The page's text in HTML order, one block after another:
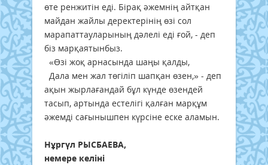
өте ренжитін еді. Бірақ әжемнің айтқан
майдан жайлы деректерінің өзі сол
марапаттауларының дәлелі еді ғой, - деп
біз марқаятынбыз.
«Өзі жоқ арнасында шаңы қалды,
Дала мен жал төгіліп шапқан өзен,» - деп
ақын жырлағандай бұл күнде өзендей
тасып, артында естелігі қалған марқұм
әжемді сағынышпен күрсіне еске аламын.
Нұргүл РЫСБАЕВА,
немере келіні